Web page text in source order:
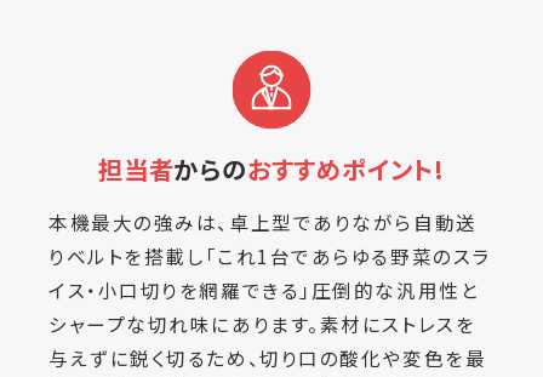
担当者からのおすすめポイント!
本機最大の強みは、卓上型でありながら自動送
りベルトを搭載し「これ1台であらゆる野菜のスラ
イス・小口切りを網羅できる」圧倒的な汎用性と
シャープな切れ味にあります。素材にストレスを
与えずに鋭く切るため、切り口の酸化や変色を最